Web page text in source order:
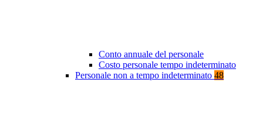
Conto annuale del personale
Costo personale tempo indeterminato
Personale non a tempo indeterminato 48